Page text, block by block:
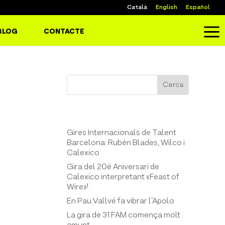
Català English Español
CONTACTE a
Cerca
Gires Internacionals de Talent
Barcelona: Rubén Blades, Wilco i
Calexico
Gira del 20è Aniversari de
Calexico interpretant «Feast of
Wire»!
En Pau Vallvé fa vibrar l’Apolo
La gira de 31 FAM comença molt